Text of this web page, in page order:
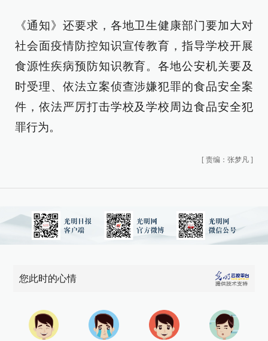
《通知》还要求，各地卫生健康部门要加大对
社会面疫情防控知识宣传教育，指导学校开展
食源性疾病预防知识教育。各地公安机关要及
时受理、依法立案侦查涉嫌犯罪的食品安全案
件，依法严厉打击学校及学校周边食品安全犯
罪行为。
[ 责编：张梦凡 ]
您此时的心情